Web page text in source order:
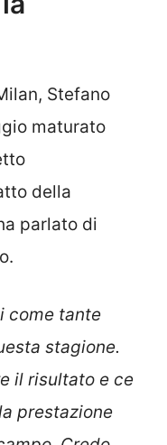
Stefano
maturato
della
parlato di
come tante
stagione.
il risultato e ce
prestazione